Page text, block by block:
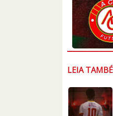
LEIA